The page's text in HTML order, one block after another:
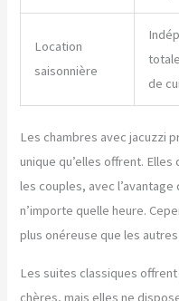
Location
saisonnière
de
Les chambres avec jacuzzi
unique qu’elles offrent.
les couples, avec
n’importe quelle heure.
plus onéreuse que les
Les suites classiques
chères, mais elles ne